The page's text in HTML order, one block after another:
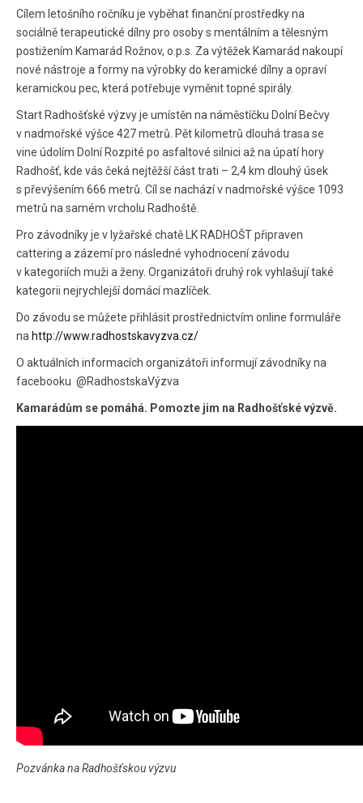
Cílem letošního ročníku je vyběhat finanční prostředky na
sociálně terapeutické dílny pro osoby s mentálním a tělesným
postižením Kamarád Rožnov, o.p.s. Za výtěžek Kamarád nakoupí
nové nástroje a formy na výrobky do keramické dílny a opraví
keramickou pec, která potřebuje vyměnit topné spirály.
Start Radhošťské výzvy je umístěn na náměstíčku Dolní Bečvy
v nadmořské výšce 427 metrů. Pět kilometrů dlouhá trasa se
vine údolím Dolní Rozpité po asfaltové silnici až na úpatí hory
Radhošť, kde vás čeká nejtěžší část trati – 2,4 km dlouhý úsek
s převýšením 666 metrů. Cíl se nachází v nadmořské výšce 1093
metrů na samém vrcholu Radhoště.
Pro závodníky je v lyžařské chatě LK RADHOŠT připraven
cattering a zázemí pro následné vyhodnocení závodu
v kategoriích muži a ženy. Organizátoři druhý rok vyhlašují také
kategorii nejrychlejší domácí mazlíček.
Do závodu se můžete přihlásit prostřednictvím online formuláře
na http://www.radhostskavyzva.cz/
O aktuálních informacích organizátoři informují závodníky na
facebooku @RadhostskaVýzva
Kamarádům se pomáhá. Pomozte jim na Radhošťské výzvě.
Pozvánka na Radhošťskou výzvu